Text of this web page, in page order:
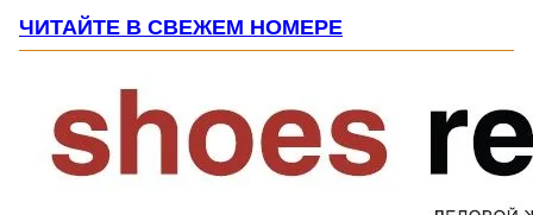
ЧИТАЙТЕ В СВЕЖЕМ НОМЕРЕ